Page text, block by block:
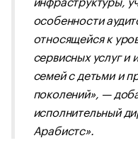
особенности
относящейся к
сервисных услуг и
семей с детьми и
поколений», —
исполнительный
Арабистс».